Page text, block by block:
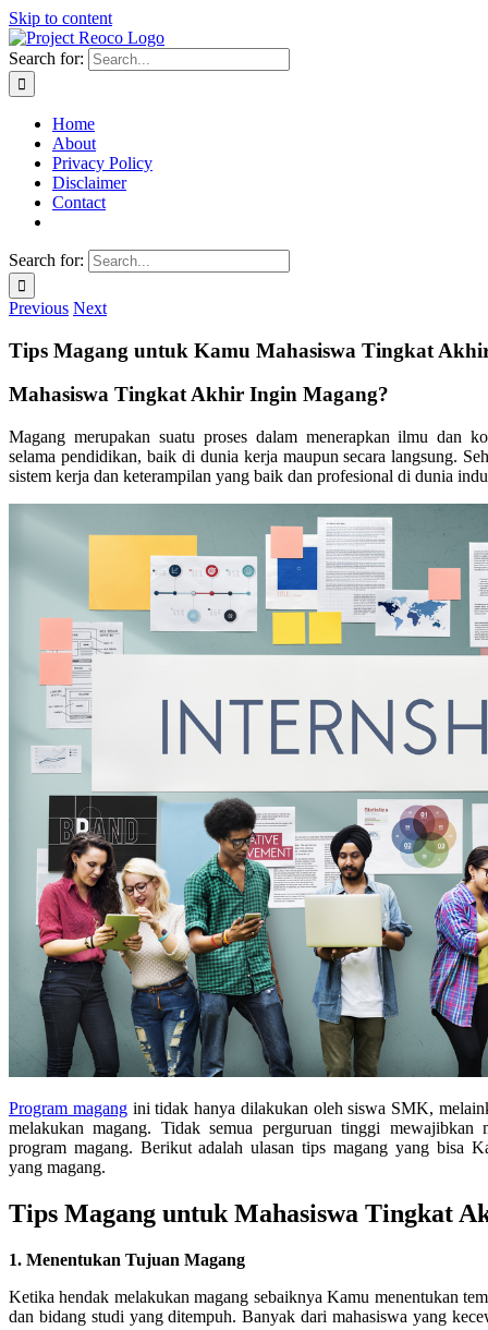
Skip to content
Search for:
Home
About
Privacy Policy
Disclaimer
Contact
Search for:
Previous Next
Tips Magang untuk Kamu Mahasiswa Tingkat
Mahasiswa Tingkat Akhir Ingin Magang?
Magang merupakan suatu proses dalam menerapkan ilmu dan
selama pendidikan, baik di dunia kerja maupun secara langsung.
sistem kerja dan keterampilan yang baik dan profesional di dunia
Program magangini tidak hanya dilakukan oleh siswa SMK,
melakukan magang. Tidak semua perguruan tinggi mewajibkan
program magang. Berikut adalah ulasan tips magang yang bisa
yang magang.
Tips Magang untuk Mahasiswa Tingkat
1. Menentukan Tujuan Magang
Ketika hendak melakukan magang sebaiknya Kamu menentukan
dan bidang studi yang ditempuh. Banyak dari mahasiswa yang